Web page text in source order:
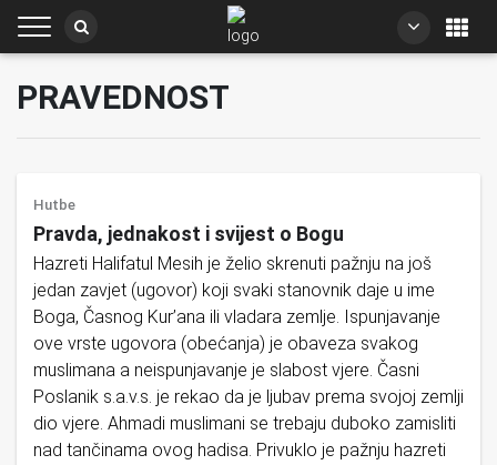
PRAVEDNOST
Hutbe
Pravda, jednakost i svijest o Bogu
Hazreti Halifatul Mesih je želio skrenuti pažnju na još
jedan zavjet (ugovor) koji svaki stanovnik daje u ime
Boga, Časnog Kur’ana ili vladara zemlje. Ispunjavanje
ove vrste ugovora (obećanja) je obaveza svakog
muslimana a neispunjavanje je slabost vjere. Časni
Poslanik s.a.v.s. je rekao da je ljubav prema svojoj zemlji
dio vjere. Ahmadi muslimani se trebaju duboko zamisliti
nad tančinama ovog hadisa. Privuklo je pažnju hazreti